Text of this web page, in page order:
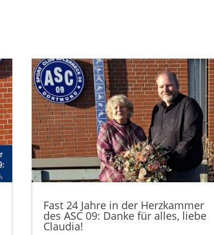
Fast 24 Jahre in der Herzkammer
des ASC 09: Danke für alles, liebe
Claudia!